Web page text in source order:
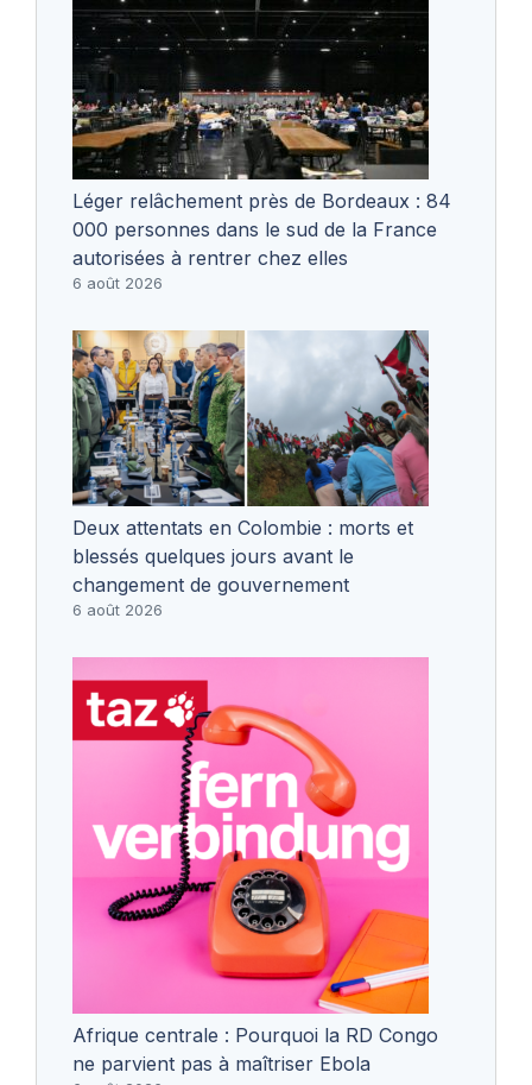
Léger relâchement près de Bordeaux : 84
000 personnes dans le sud de la France
autorisées à rentrer chez elles
6 août 2026
Deux attentats en Colombie : morts et
blessés quelques jours avant le
changement de gouvernement
6 août 2026
Afrique centrale : Pourquoi la RD Congo
ne parvient pas à maîtriser Ebola